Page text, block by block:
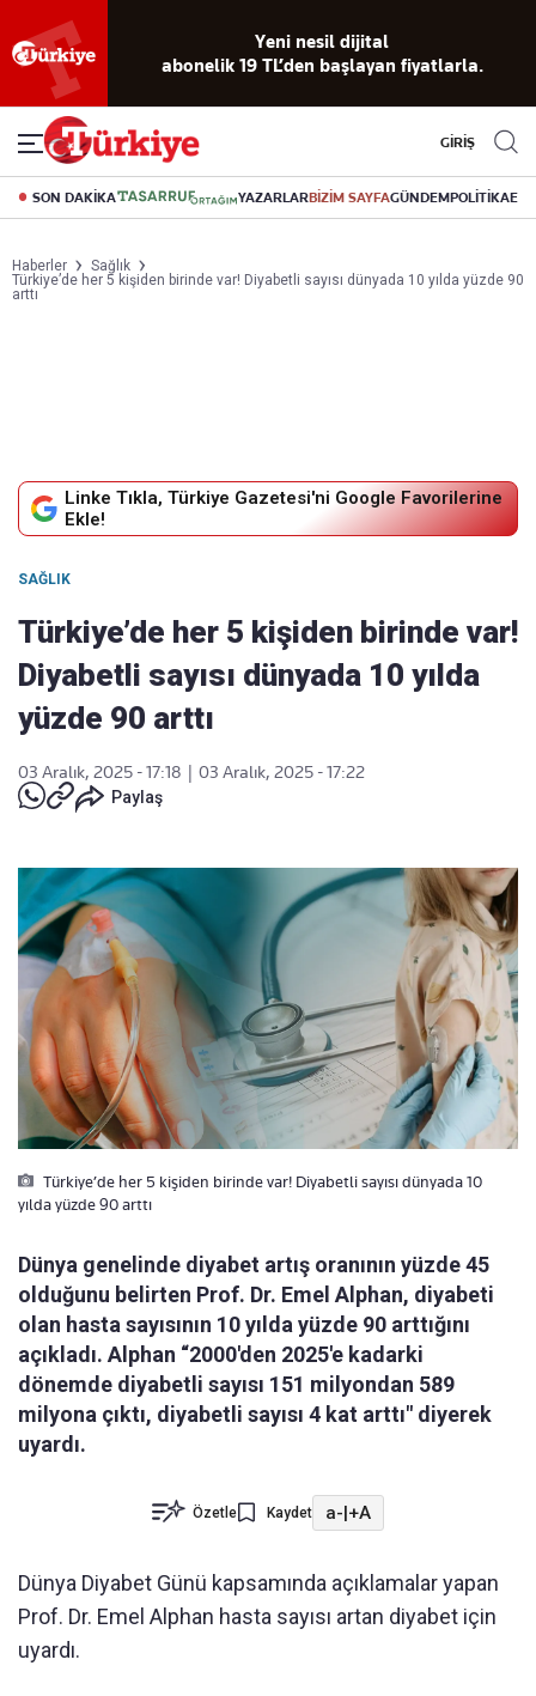
okuma
deneyimi
dijital arşiv
Akıllı haber
asistanı
Eski gazeteleri
indirme
canlı soru
cevap
GİRİŞ
SON DAKİKA YAZARLARBİZİM SAYFAGÜNDEMPOLİTİKA
Haberler
Sağlık
Türkiye’de her 5 kişiden birinde var! Diyabetli sayısı dünyada 10 yılda yüzde 90
arttı
Linke Tıkla, Türkiye Gazetesi'ni Google Favorilerine
Ekle!
SAĞLIK
Türkiye’de her 5 kişiden birinde var!
Diyabetli sayısı dünyada 10 yılda
yüzde 90 arttı
03 Aralık, 2025 - 17:18
03 Aralık, 2025 - 17:22
Paylaş
Türkiye’de her 5 kişiden birinde var! Diyabetli sayısı dünyada 10
yılda yüzde 90 arttı
Dünya genelinde diyabet artış oranının yüzde 45
olduğunu belirten Prof. Dr. Emel Alphan, diyabeti
olan hasta sayısının 10 yılda yüzde 90 arttığını
açıkladı. Alphan “2000'den 2025'e kadarki
dönemde diyabetli sayısı 151 milyondan 589
milyona çıktı, diyabetli sayısı 4 kat arttı" diyerek
uyardı.
Özetle Kaydet a-|+A
Dünya Diyabet Günü kapsamında açıklamalar yapan
Prof. Dr. Emel Alphan hasta sayısı artan diyabet için
uyardı.